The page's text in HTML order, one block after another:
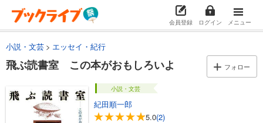
会員登録 ログイン メニュー
小説・文芸 エッセイ・紀行
飛ぶ読書室 この本がおもしろいよ フォロー
小説・文芸
紀田順一郎
5.0(2)